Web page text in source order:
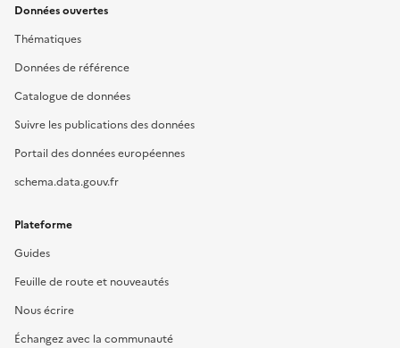
Données ouvertes
Thématiques
Données de référence
Catalogue de données
Suivre les publications des données
Portail des données européennes
schema.data.gouv.fr
Plateforme
Guides
Feuille de route et nouveautés
Nous écrire
Échangez avec la communauté